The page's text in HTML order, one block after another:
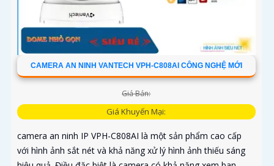
CAMERA AN NINH VANTECH VPH-C808AI CÔNG NGHỆ MỚI
Giá Bán:
Giá Khuyến Mại:
camera an ninh IP VPH-C808AI là một sản phẩm cao cấp
với hình ảnh sắt nét và khả năng xử lý hình ảnh thiếu sáng